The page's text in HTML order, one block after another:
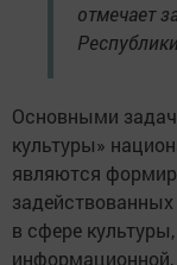
отмечает
Основными
культуры»
являются
в сфере
информационной,